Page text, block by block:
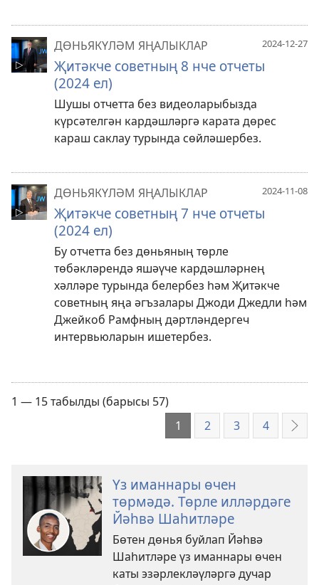
2024-12-27
ДӨНЬЯКҮЛӘМ ЯҢАЛЫКЛАР
Җитәкче советның 8 нче отчеты
(2024 ел)
Шушы отчетта без видеоларыбызда
күрсәтелгән кардәшләргә карата дөрес
караш саклау турында сөйләшербез.
2024-11-08
ДӨНЬЯКҮЛӘМ ЯҢАЛЫКЛАР
Җитәкче советның 7 нче отчеты
(2024 ел)
Бу отчетта без дөньяның төрле
төбәкләрендә яшәүче кардәшләрнең
хәлләре турында белербез һәм Җитәкче
советның яңа әгъзалары Джоди Джедли һәм
Джейкоб Рамфның дәртләндергеч
интервьюларын ишетербез.
1 — 15 табылды (барысы 57)
1
2 3 4 Алга
Үз иманнары өчен
төрмәдә. Төрле илләрдәге
Йәһвә Шаһитләре
Бөтен дөнья буйлап Йәһвә
Шаһитләре үз иманнары өчен
каты эзәрлекләүләргә дучар